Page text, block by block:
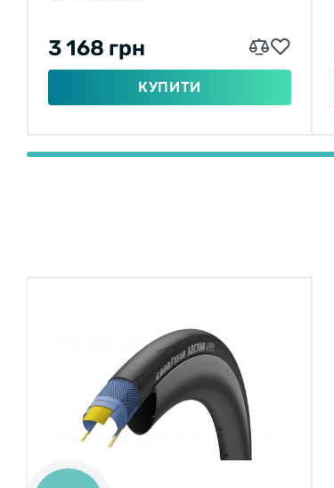
3 168 грн
КУПИТИ